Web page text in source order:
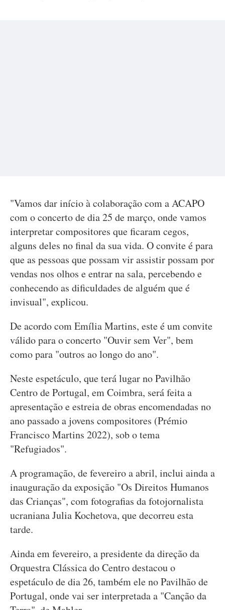
"Vamos dar início à colaboração com a ACAPO
com o concerto de dia 25 de março, onde vamos
interpretar compositores que ficaram cegos,
alguns deles no final da sua vida. O convite é para
que as pessoas que possam vir assistir possam por
vendas nos olhos e entrar na sala, percebendo e
conhecendo as dificuldades de alguém que é
invisual", explicou.
De acordo com Emília Martins, este é um convite
válido para o concerto "Ouvir sem Ver", bem
como para "outros ao longo do ano".
Neste espetáculo, que terá lugar no Pavilhão
Centro de Portugal, em Coimbra, será feita a
apresentação e estreia de obras encomendadas no
ano passado a jovens compositores (Prémio
Francisco Martins 2022), sob o tema
"Refugiados".
A programação, de fevereiro a abril, inclui ainda a
inauguração da exposição "Os Direitos Humanos
das Crianças", com fotografias da fotojornalista
ucraniana Julia Kochetova, que decorreu esta
tarde.
Ainda em fevereiro, a presidente da direção da
Orquestra Clássica do Centro destacou o
espetáculo de dia 26, também ele no Pavilhão de
Portugal, onde vai ser interpretada a "Canção da